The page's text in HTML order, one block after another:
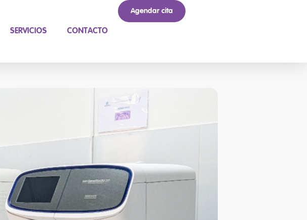
SERVICIOS CONTACTO
Agendar cita